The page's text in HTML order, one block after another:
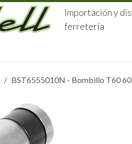
Importación y
ferretería
BST6555010N - Bombillo T60 60